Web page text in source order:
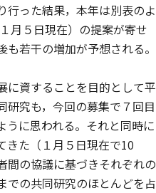
行った結果，本年は別表のよ
月５日現在）の提案が寄せ
若干の増加が予想される。
資することを目的として平
研究も，今回の募集で７回目
うに思われる。それと同時に
きた（１月５日現在で10
間の協議に基づきそれぞれの
での共同研究のほとんどを占